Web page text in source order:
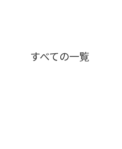
すべての一覧